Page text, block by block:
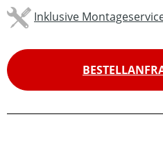
Inklusive